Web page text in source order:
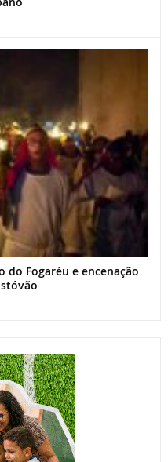
do Fogaréu e encenação